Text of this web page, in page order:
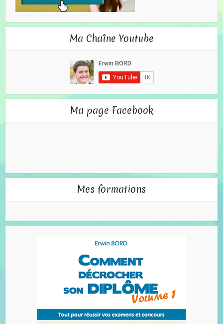
Ma Chaîne Youtube
Ma page Facebook
Mes formations